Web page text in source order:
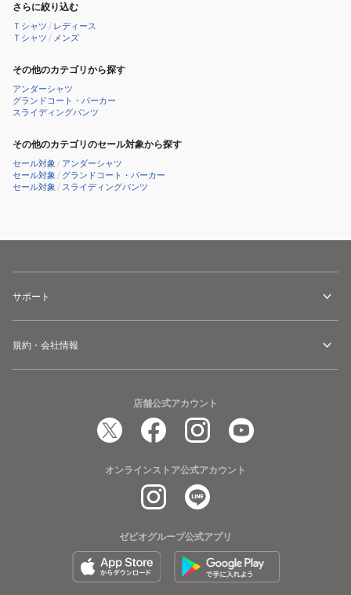
さらに絞り込む
Ｔシャツ / レディース
Ｔシャツ / メンズ
その他のカテゴリから探す
アンダーシャツ
グランドコート・パーカー
スライディングパンツ
その他のカテゴリのセール対象から探す
セール対象 / アンダーシャツ
セール対象 / グランドコート・パーカー
セール対象 / スライディングパンツ
サポート
規約・会社情報
店舗公式アカウント
オンラインストア公式アカウント
ゼビオグループ公式アプリ